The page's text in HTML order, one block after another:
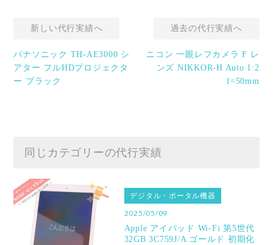
新しい代行実績へ
パナソニック TH-AE3000 シ
アター フルHDプロジェクタ
ー ブラック
過去の代行実績へ
ニコン 一眼レフカメラ F レ
ンズ NIKKOR-H Auto 1:2
f=50mm
同じカテゴリーの代行実績
デジタル・ポータル機器
2025/05/09
Apple アイパッド Wi-Fi 第5世代
32GB 3C759J/A ゴールド 初期化